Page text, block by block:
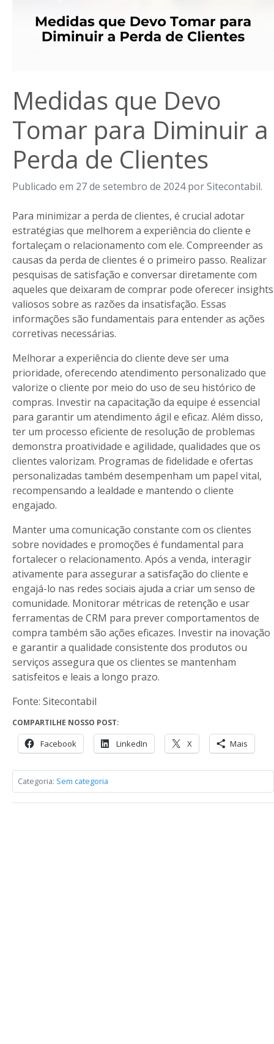
Medidas que Devo
Tomar para Diminuir a
Perda de Clientes
Publicado em 27 de setembro de 2024 por Sitecontabil.
Para minimizar a perda de clientes, é crucial adotar
estratégias que melhorem a experiência do cliente e
fortaleçam o relacionamento com ele. Compreender as
causas da perda de clientes é o primeiro passo. Realizar
pesquisas de satisfação e conversar diretamente com
aqueles que deixaram de comprar pode oferecer insights
valiosos sobre as razões da insatisfação. Essas
informações são fundamentais para entender as ações
corretivas necessárias.
Melhorar a experiência do cliente deve ser uma
prioridade, oferecendo atendimento personalizado que
valorize o cliente por meio do uso de seu histórico de
compras. Investir na capacitação da equipe é essencial
para garantir um atendimento ágil e eficaz. Além disso,
ter um processo eficiente de resolução de problemas
demonstra proatividade e agilidade, qualidades que os
clientes valorizam. Programas de fidelidade e ofertas
personalizadas também desempenham um papel vital,
recompensando a lealdade e mantendo o cliente
engajado.
Manter uma comunicação constante com os clientes
sobre novidades e promoções é fundamental para
fortalecer o relacionamento. Após a venda, interagir
ativamente para assegurar a satisfação do cliente e
engajá-lo nas redes sociais ajuda a criar um senso de
comunidade. Monitorar métricas de retenção e usar
ferramentas de CRM para prever comportamentos de
compra também são ações eficazes. Investir na inovação
e garantir a qualidade consistente dos produtos ou
serviços assegura que os clientes se mantenham
satisfeitos e leais a longo prazo.
Fonte: Sitecontabil
COMPARTILHE NOSSO POST:
Facebook LinkedIn X Mais
Categoria: Sem categoria